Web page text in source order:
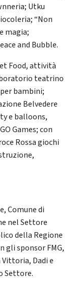
Utku
“Non
magia;
and Bubble.
Food, attività
teatrino
bambini;
Belvedere
e balloons,
Games; con
Rossa giochi
Comune di
nel Settore
della Regione
gli sponsor FMG,
Dadi e
Settore.